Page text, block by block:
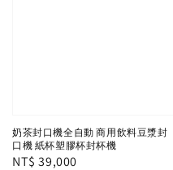
奶茶封口機全自動 商用飲料豆漿封
口機 紙杯塑膠杯封杯機
Regular
NT$ 39,000